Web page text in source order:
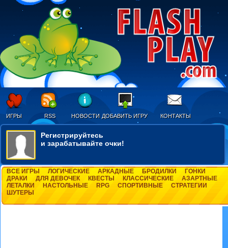
ИГРЫ RSS НОВОСТИ ДОБАВИТЬ ИГРУ КОНТАКТЫ
Регистрируйтесь
и зарабатывайте очки!
ВСЕ ИГРЫ ЛОГИЧЕСКИЕ АРКАДНЫЕ БРОДИЛКИ
ГОНКИ
ДРАКИ
ДЛЯ ДЕВОЧЕК КВЕСТЫ КЛАССИЧЕСКИЕ
АЗАРТНЫЕ
ЛЕТАЛКИ
НАСТОЛЬНЫЕ RPG СПОРТИВНЫЕ
СТРАТЕГИИ
ШУТЕРЫ